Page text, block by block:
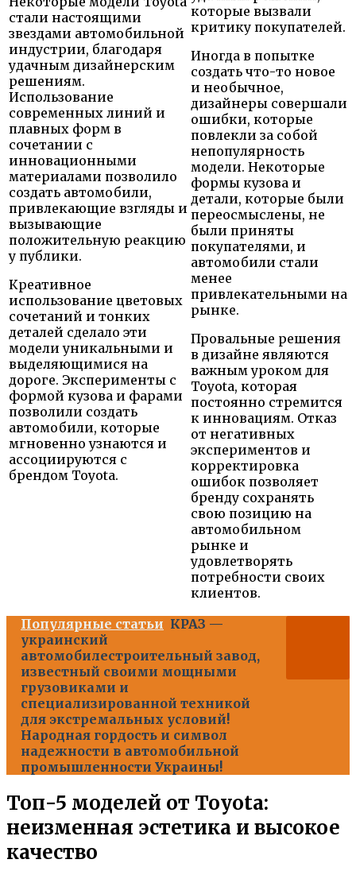
стали настоящими
звездами автомобильной
индустрии, благодаря
удачным дизайнерским
решениям.
Использование
современных линий и
плавных форм в
сочетании с
инновационными
материалами позволило
создать автомобили,
привлекающие взгляды и
вызывающие
положительную реакцию
у публики.
Креативное
использование цветовых
сочетаний и тонких
деталей сделало эти
модели уникальными и
выделяющимися на
дороге. Эксперименты с
формой кузова и фарами
позволили создать
автомобили, которые
мгновенно узнаются и
ассоциируются с
брендом Toyota.
которые вызвали
критику покупателей.
Иногда в попытке
создать что-то новое
и необычное,
дизайнеры совершали
ошибки, которые
повлекли за собой
непопулярность
модели. Некоторые
формы кузова и
детали, которые были
переосмыслены, не
были приняты
покупателями, и
автомобили стали
менее
привлекательными на
рынке.
Провальные решения
в дизайне являются
важным уроком для
Toyota, которая
постоянно стремится
к инновациям. Отказ
от негативных
экспериментов и
корректировка
ошибок позволяет
бренду сохранять
свою позицию на
автомобильном
рынке и
удовлетворять
потребности своих
клиентов.
Популярные статьи КРАЗ —
украинский
автомобилестроительный завод,
известный своими мощными
грузовиками и
специализированной техникой
для экстремальных условий!
Народная гордость и символ
надежности в автомобильной
промышленности Украины!
Топ-5 моделей от Toyota:
неизменная эстетика и высокое
качество